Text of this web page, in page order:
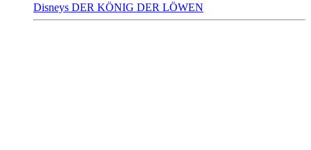
Disneys DER KÖNIG DER LÖWEN